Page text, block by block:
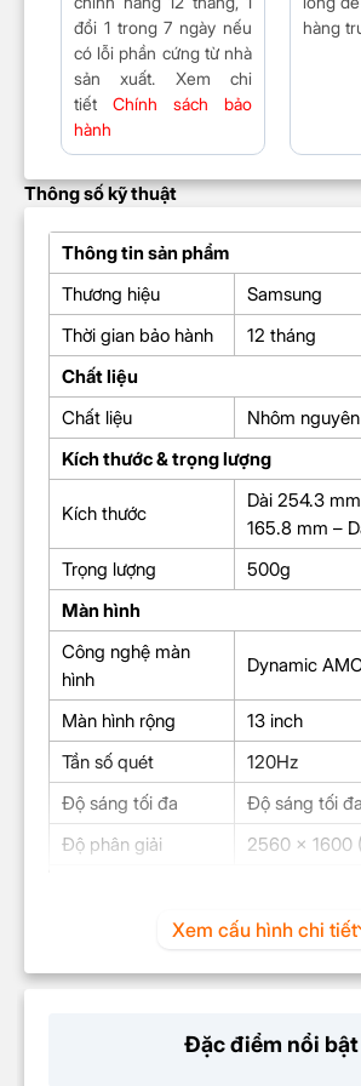
đổi 1 trong 7 ngày nếu
có lỗi phần cứng từ nhà
sản xuất. Xem chi
tiết Chính sách bảo
hành
hàng
Thông số kỹ thuật
Thông tin sản phẩm
Thương hiệu
Samsung
Thời gian bảo hành
12 tháng
Chất liệu
Chất liệu
Nhôm
Kích thước & trọng lượng
Kích thước
Dài 254.3
165.8 mm –
Trọng lượng
500g
Màn hình
Công nghệ màn
hình
Dynamic
Màn hình rộng
13 inch
Tần số quét
120Hz
Độ sáng tối đa
Độ sáng tối
Độ phân giải
2560 x 1600
Android 15
Chip xử lý (CPU)
Snapdragon
GHz & 3 nhân
Xem cấu hình chi tiết
Đặc điểm nổi bật